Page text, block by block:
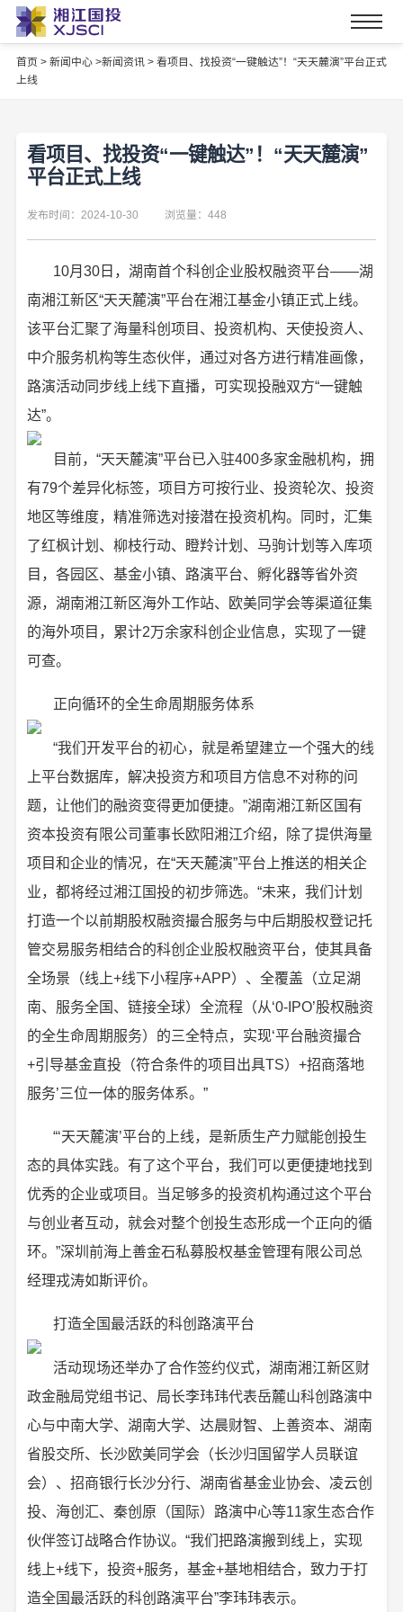
首页 > 新闻中心 >新闻资讯 > 看项目、找投资“一键触达”！“天天麓演”平台正式
上线
看项目、找投资“一键触达”！“天天麓演”
平台正式上线
发布时间：2024-10-30 浏览量：448
10月30日，湖南首个科创企业股权融资平台——湖
南湘江新区“天天麓演”平台在湘江基金小镇正式上线。
该平台汇聚了海量科创项目、投资机构、天使投资人、
中介服务机构等生态伙伴，通过对各方进行精准画像，
路演活动同步线上线下直播，可实现投融双方“一键触
达”。
目前，“天天麓演”平台已入驻400多家金融机构，拥
有79个差异化标签，项目方可按行业、投资轮次、投资
地区等维度，精准筛选对接潜在投资机构。同时，汇集
了红枫计划、柳枝行动、瞪羚计划、马驹计划等入库项
目，各园区、基金小镇、路演平台、孵化器等省外资
源，湖南湘江新区海外工作站、欧美同学会等渠道征集
的海外项目，累计2万余家科创企业信息，实现了一键
可查。
正向循环的全生命周期服务体系
“我们开发平台的初心，就是希望建立一个强大的线
上平台数据库，解决投资方和项目方信息不对称的问
题，让他们的融资变得更加便捷。”湖南湘江新区国有
资本投资有限公司董事长欧阳湘江介绍，除了提供海量
项目和企业的情况，在“天天麓演”平台上推送的相关企
业，都将经过湘江国投的初步筛选。“未来，我们计划
打造一个以前期股权融资撮合服务与中后期股权登记托
管交易服务相结合的科创企业股权融资平台，使其具备
全场景（线上+线下小程序+APP）、全覆盖（立足湖
南、服务全国、链接全球）全流程（从‘0-IPO’股权融资
的全生命周期服务）的三全特点，实现‘平台融资撮合
+引导基金直投（符合条件的项目出具TS）+招商落地
服务’三位一体的服务体系。”
“‘天天麓演’平台的上线，是新质生产力赋能创投生
态的具体实践。有了这个平台，我们可以更便捷地找到
优秀的企业或项目。当足够多的投资机构通过这个平台
与创业者互动，就会对整个创投生态形成一个正向的循
环。”深圳前海上善金石私募股权基金管理有限公司总
经理戎涛如斯评价。
打造全国最活跃的科创路演平台
活动现场还举办了合作签约仪式，湖南湘江新区财
政金融局党组书记、局长李玮玮代表岳麓山科创路演中
心与中南大学、湖南大学、达晨财智、上善资本、湖南
省股交所、长沙欧美同学会（长沙归国留学人员联谊
会）、招商银行长沙分行、湖南省基金业协会、凌云创
投、海创汇、秦创原（国际）路演中心等11家生态合作
伙伴签订战略合作协议。“我们把路演搬到线上，实现
线上+线下，投资+服务，基金+基地相结合，致力于打
造全国最活跃的科创路演平台”李玮玮表示。